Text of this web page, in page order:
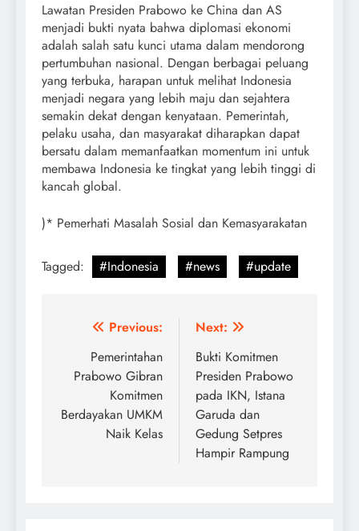
Lawatan Presiden Prabowo ke China dan AS
menjadi bukti nyata bahwa diplomasi ekonomi
adalah salah satu kunci utama dalam mendorong
pertumbuhan nasional. Dengan berbagai peluang
yang terbuka, harapan untuk melihat Indonesia
menjadi negara yang lebih maju dan sejahtera
semakin dekat dengan kenyataan. Pemerintah,
pelaku usaha, dan masyarakat diharapkan dapat
bersatu dalam memanfaatkan momentum ini untuk
membawa Indonesia ke tingkat yang lebih tinggi di
kancah global.
)* Pemerhati Masalah Sosial dan Kemasyarakatan
Tagged: #Indonesia #news #update
Post
navigation
Previous:
Pemerintahan
Prabowo Gibran
Komitmen
Berdayakan UMKM
Naik Kelas
Next:
Bukti Komitmen
Presiden Prabowo
pada IKN, Istana
Garuda dan
Gedung Setpres
Hampir Rampung